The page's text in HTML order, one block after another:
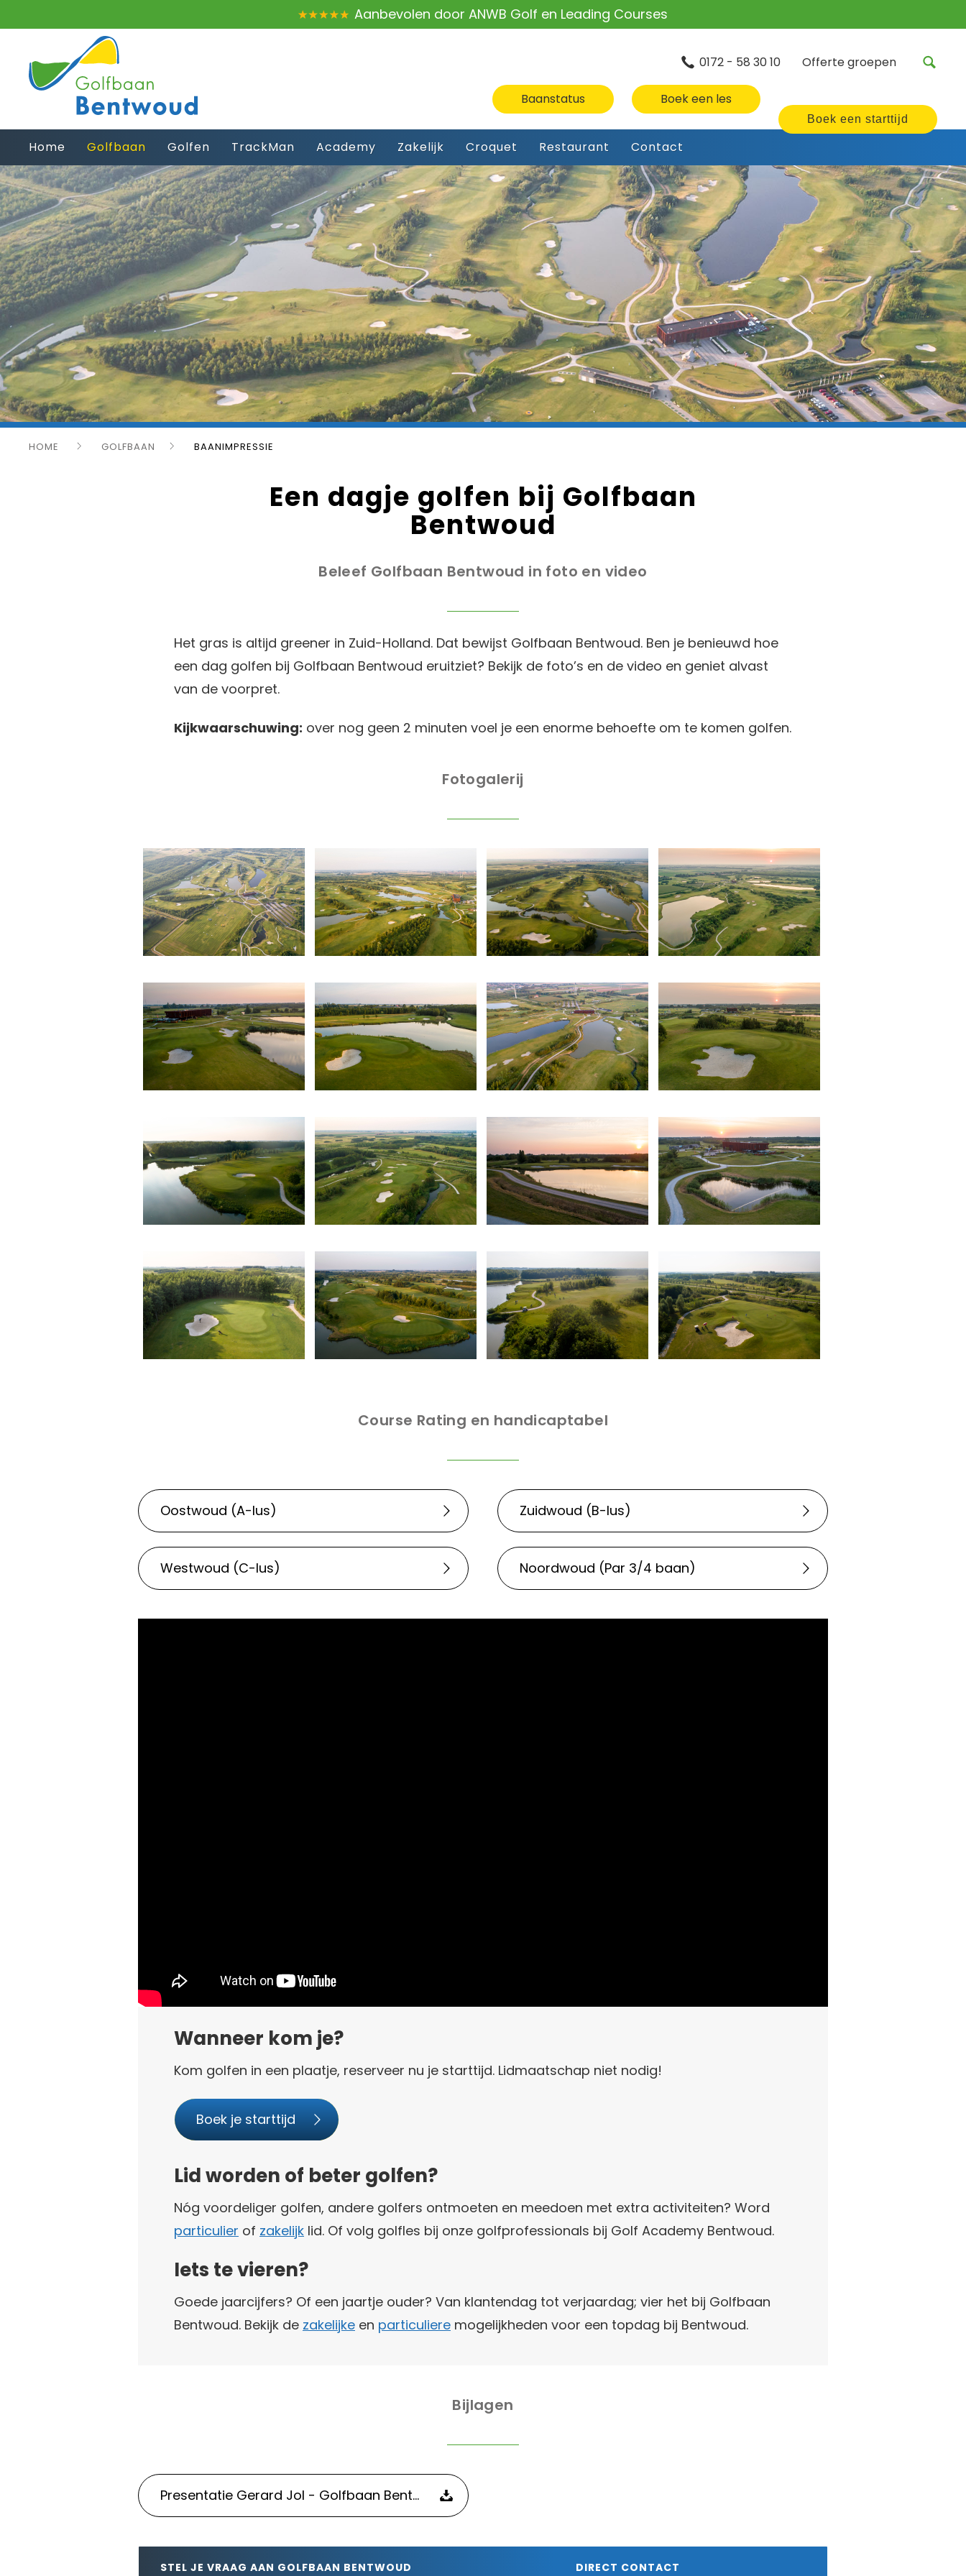
Aanbevolen door ANWB Golf en Leading Courses
0172 - 58 30 10 Offerte groepen
Baanstatus Boek een les
Boek een starttijd
Home Golfbaan Golfen TrackMan Academy Zakelijk Croquet Restaurant Contact
HOME GOLFBAAN BAANIMPRESSIE
Een dagje golfen bij Golfbaan
Bentwoud
Beleef Golfbaan Bentwoud in foto en video
Het gras is altijd greener in Zuid-Holland. Dat bewijst Golfbaan Bentwoud. Ben je benieuwd hoe
een dag golfen bij Golfbaan Bentwoud eruitziet? Bekijk de foto’s en de video en geniet alvast
van de voorpret.
Kijkwaarschuwing: over nog geen 2 minuten voel je een enorme behoefte om te komen golfen.
Fotogalerij
Course Rating en handicaptabel
Oostwoud (A-lus) Zuidwoud (B-lus)
Westwoud (C-lus) Noordwoud (Par 3/4 baan)
Wanneer kom je?
Kom golfen in een plaatje, reserveer nu je starttijd. Lidmaatschap niet nodig!
Boek je starttijd
Lid worden of beter golfen?
Nóg voordeliger golfen, andere golfers ontmoeten en meedoen met extra activiteiten? Word
particulier of zakelijk lid. Of volg golfles bij onze golfprofessionals bij Golf Academy Bentwoud.
Iets te vieren?
Goede jaarcijfers? Of een jaartje ouder? Van klantendag tot verjaardag; vier het bij Golfbaan
Bentwoud. Bekijk de zakelijke en particuliere mogelijkheden voor een topdag bij Bentwoud.
Bijlagen
Presentatie Gerard Jol - Golfbaan Bentwoud - Jol Golf Design.pdf
STEL JE VRAAG AAN GOLFBAAN BENTWOUD DIRECT CONTACT